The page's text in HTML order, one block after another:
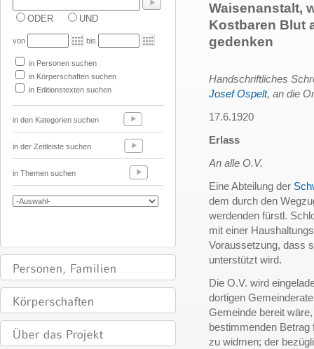
ODER UND
von bis
in Personen suchen
in Körperschaften suchen
in Editionstexten suchen
in den Kategorien suchen
in der Zeitleiste suchen
in Themen suchen
Waisenanstalt,
Kostbaren Blut
gedenken
Handschriftliches
Josef Ospelt, an die
17.6.1920
Erlass
An alle O.V.
Eine Abteilung der
dem durch den
werdenden fürstl.
mit einer
Voraussetzung, dass
unterstützt wird.
Die O.V. wird
dortigen
Gemeinde bereit
bestimmenden Betrag
zu widmen; der